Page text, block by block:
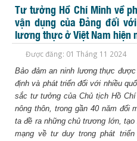
Tư tưởng Hồ Chí Minh về
vận dụng của Đảng đối
lương thực ở Việt Nam hiện
Được đăng: 01 Tháng 11 2024
Bảo đảm an ninh lương thực
định và phát triển đối với nhiều
sắc tư tưởng của Chủ tịch Hồ
nông thôn, trong gần 40 năm đổi
ta đề ra những chủ trương lớn,
mạng về tư duy trong phát